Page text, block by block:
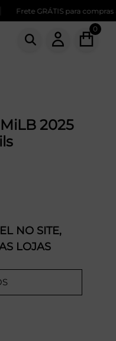
GRÁTIS para compras acima
0
2025
NO SITE,
LOJAS